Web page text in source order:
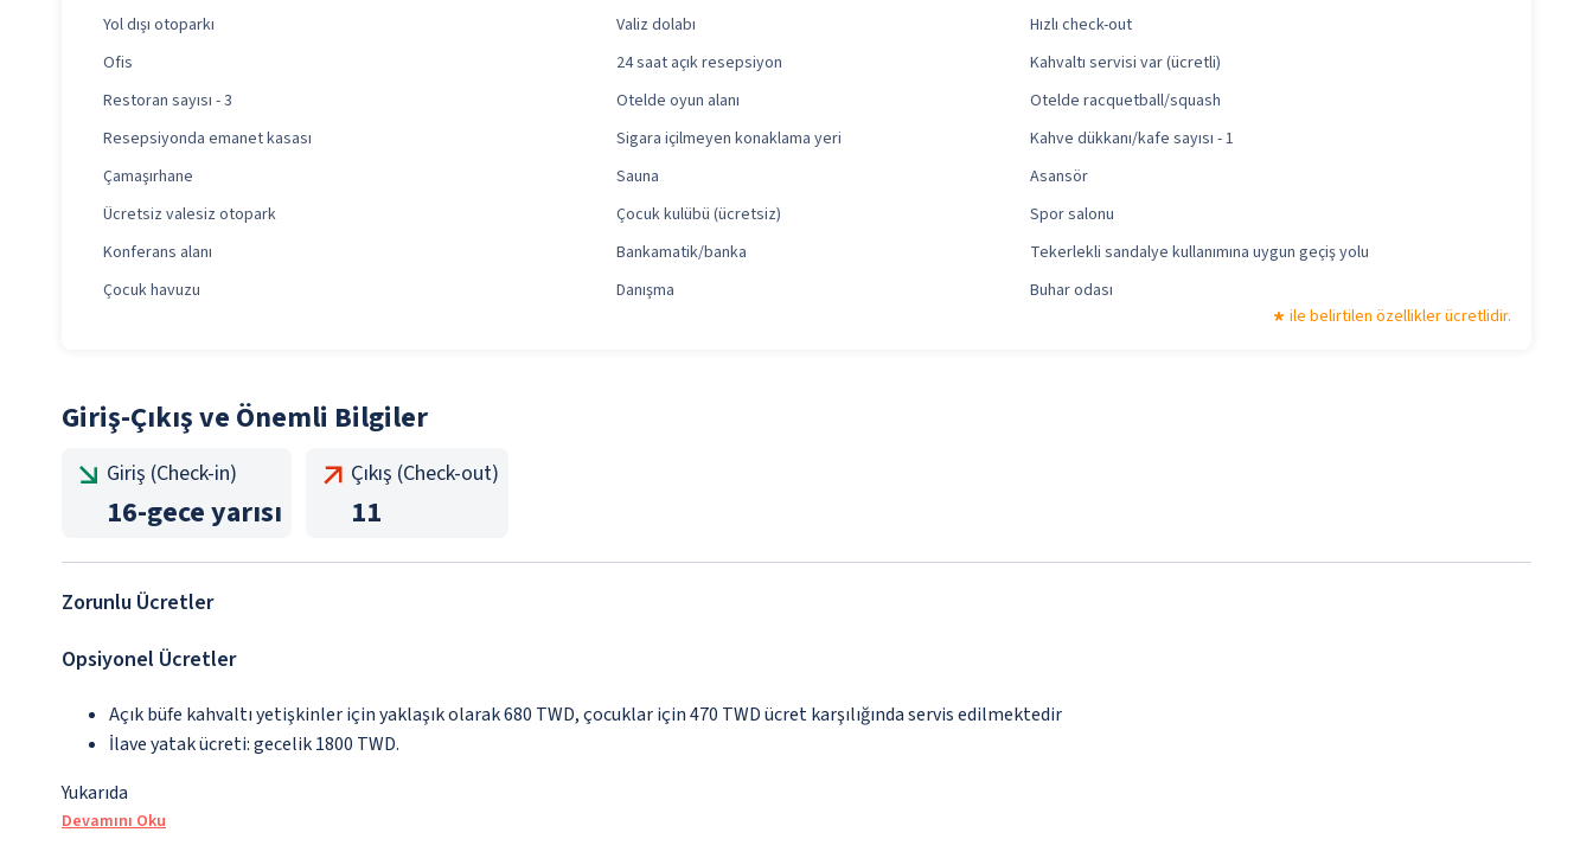
Yol dışı otoparkı
Valiz dolabı
Hızlı check-out
Ofis
24 saat açık resepsiyon
Kahvaltı servisi var (ücretli)
Restoran sayısı - 3
Otelde oyun alanı
Otelde racquetball/squash
Resepsiyonda emanet kasası
Sigara içilmeyen konaklama yeri
Kahve dükkanı/kafe sayısı - 1
Çamaşırhane
Sauna
Asansör
Ücretsiz valesiz otopark
Çocuk kulübü (ücretsiz)
Spor salonu
Konferans alanı
Bankamatik/banka
Tekerlekli sandalye kullanımına uygun geçiş yolu
Çocuk havuzu
Danışma
Buhar odası
ile belirtilen özellikler ücretlidir.
Giriş-Çıkış ve Önemli Bilgiler
Giriş (Check-in)
16-gece yarısı
Çıkış (Check-out)
11
Zorunlu Ücretler
Opsiyonel Ücretler
Açık büfe kahvaltı yetişkinler için yaklaşık olarak 680 TWD, çocuklar için 470 TWD ücret karşılığında servis edilmektedir
İlave yatak ücreti: gecelik 1800 TWD.
Yukarıda
Devamını Oku